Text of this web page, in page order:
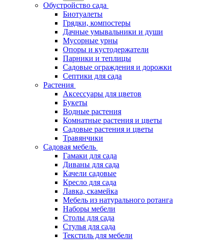
Обустройство сада
Биотуалеты
Грядки, компостеры
Дачные умывальники и души
Мусорные урны
Опоры и кустодержатели
Парники и теплицы
Садовые ограждения и дорожки
Септики для сада
Растения
Аксессуары для цветов
Букеты
Водные растения
Комнатные растения и цветы
Садовые растения и цветы
Травянчики
Садовая мебель
Гамаки для сада
Диваны для сада
Качели садовые
Кресло для сада
Лавка, скамейка
Мебель из натурального ротанга
Наборы мебели
Столы для сада
Стулья для сада
Текстиль для мебели